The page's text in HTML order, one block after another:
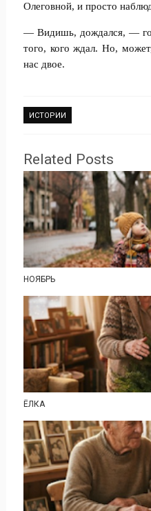
Олеговной, и просто
— Видишь, дождался, —
того, кого ждал. Но,
нас двое.
ИСТОРИИ
Related Posts
НОЯБРЬ
ЁЛКА